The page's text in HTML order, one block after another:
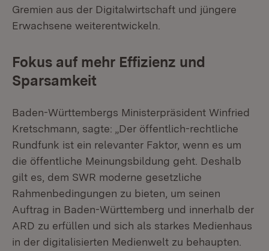
Gremien aus der Digitalwirtschaft und jüngere
Erwachsene weiterentwickeln.
Fokus auf mehr Effizienz und
Sparsamkeit
Baden-Württembergs Ministerpräsident Winfried
Kretschmann, sagte: „Der öffentlich-rechtliche
Rundfunk ist ein relevanter Faktor, wenn es um
die öffentliche Meinungsbildung geht. Deshalb
gilt es, dem SWR moderne gesetzliche
Rahmenbedingungen zu bieten, um seinen
Auftrag in Baden-Württemberg und innerhalb der
ARD zu erfüllen und sich als starkes Medienhaus
in der digitalisierten Medienwelt zu behaupten.